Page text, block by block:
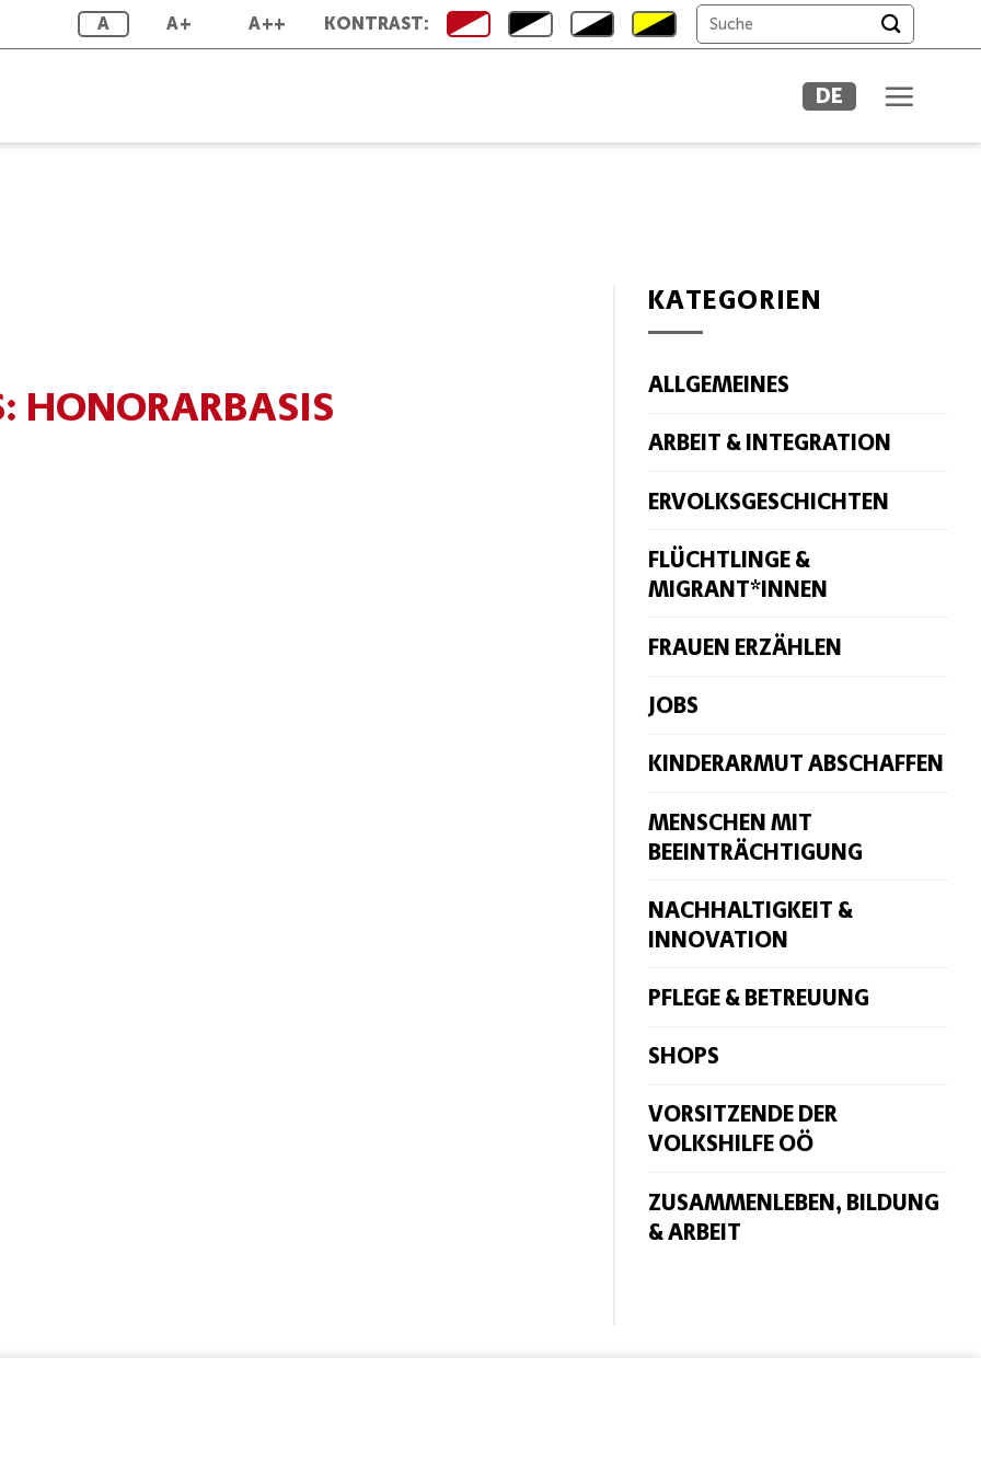
A A+ A++ KONTRAST:
DE
HONORARBASIS
KATEGORIEN
ALLGEMEINES
ARBEIT & INTEGRATION
ERVOLKSGESCHICHTEN
FLÜCHTLINGE &
MIGRANT*INNEN
FRAUEN ERZÄHLEN
JOBS
KINDERARMUT ABSCHAFFEN
MENSCHEN MIT
BEEINTRÄCHTIGUNG
NACHHALTIGKEIT &
INNOVATION
PFLEGE & BETREUUNG
SHOPS
VORSITZENDE DER
VOLKSHILFE OÖ
ZUSAMMENLEBEN, BILDUNG
& ARBEIT